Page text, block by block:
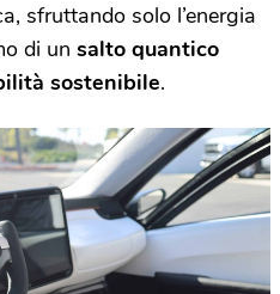
sfruttando solo l’energia
di un salto quantico
sostenibile.